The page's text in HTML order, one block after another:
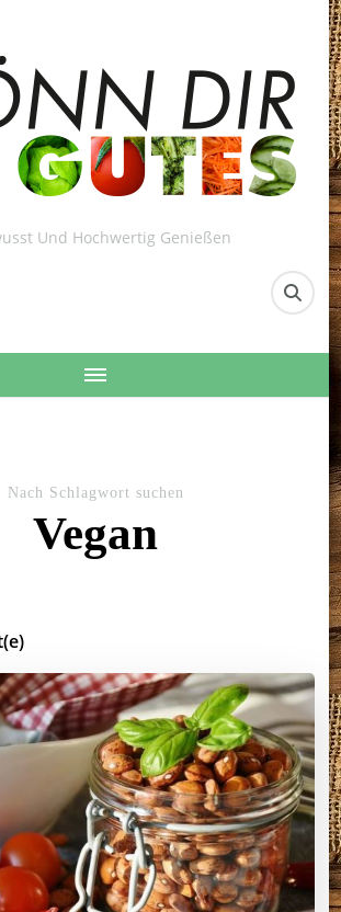
Und Hochwertig Genießen
Nach Schlagwort suchen
Vegan